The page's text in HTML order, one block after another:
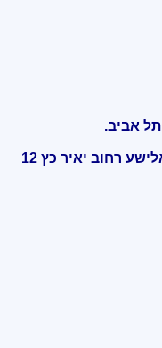
מרפאות מומחים בית חולים אלישע רחוב יאיר כץ 12